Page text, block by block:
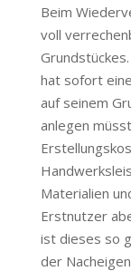
Beim
voll
hat sofort
auf seinem
anlegen
Materialien
Erstnutzer
ist dieses so
der